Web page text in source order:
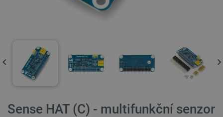
Sense HAT (C) - multifunkční senzor